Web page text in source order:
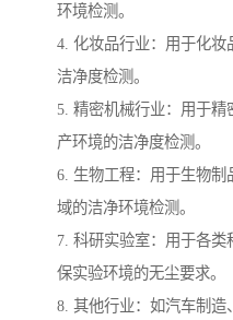
环境检测。
4. 化妆品行业：用于化
洁净度检测。
5. 精密机械行业：用于精
产环境的洁净度检测。
6. 生物工程：用于生物
域的洁净环境检测。
7. 科研实验室：用于各
保实验环境的无尘要求。
8. 其他行业：如汽车制